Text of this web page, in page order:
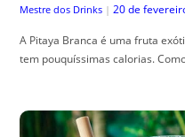
Mestre dos Drinks | 20 de
A Pitaya Branca é uma fruta
tem pouquíssimas calorias.